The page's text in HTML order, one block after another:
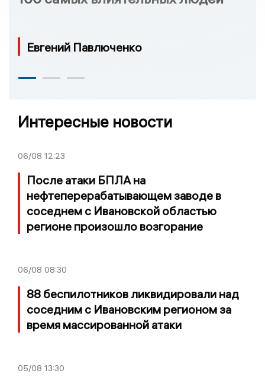
Евгений Павлюченко
Интересные новости
06/08 12:23
После атаки БПЛА на
нефтеперерабатывающем заводе в
соседнем с Ивановской областью
регионе произошло возгорание
06/08 08:30
88 беспилотников ликвидировали над
соседним с Ивановским регионом за
время массированной атаки
05/08 13:30